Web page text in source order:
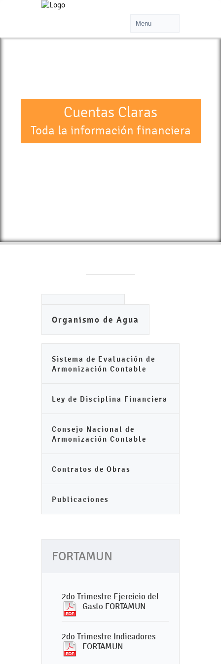
Cuentas Claras
Toda la información financiera
Organismo de Agua
Sistema de Evaluación de
Armonización Contable
Ley de Disciplina Financiera
Consejo Nacional de
Armonización Contable
Contratos de Obras
Publicaciones
FORTAMUN
2do Trimestre Ejercicio del
Gasto FORTAMUN
2do Trimestre Indicadores
FORTAMUN